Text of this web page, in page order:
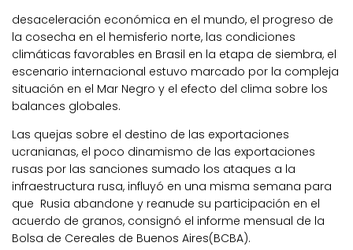
desaceleración económica en el mundo, el progreso de
la cosecha en el hemisferio norte, las condiciones
climáticas favorables en Brasil en la etapa de siembra, el
escenario internacional estuvo marcado por la compleja
situación en el Mar Negro y el efecto del clima sobre los
balances globales.
Las quejas sobre el destino de las exportaciones
ucranianas, el poco dinamismo de las exportaciones
rusas por las sanciones sumado los ataques a la
infraestructura rusa, influyó en una misma semana para
que Rusia abandone y reanude su participación en el
acuerdo de granos, consignó el informe mensual de la
Bolsa de Cereales de Buenos Aires(BCBA).